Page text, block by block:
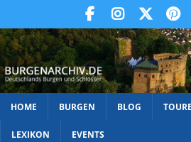
HOME BURGEN BLOG
LEXIKON EVENTS